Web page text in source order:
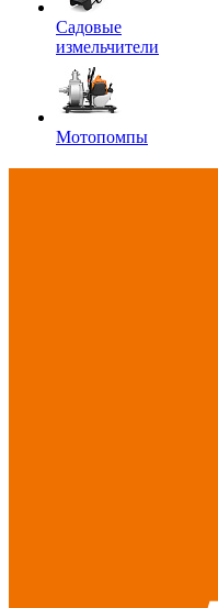
Садовые
измельчители
Мотопомпы